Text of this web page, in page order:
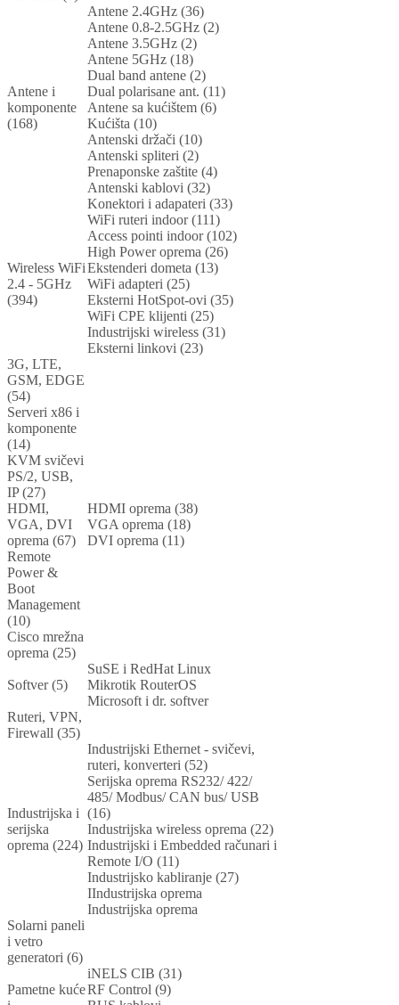
Antene i
komponente
(168)
Antene 2.4GHz (36)
Antene 0.8-2.5GHz (2)
Antene 3.5GHz (2)
Antene 5GHz (18)
Dual band antene (2)
Dual polarisane ant. (11)
Antene sa kućištem (6)
Kućišta (10)
Antenski držači (10)
Antenski spliteri (2)
Prenaponske zaštite (4)
Antenski kablovi (32)
Konektori i adapateri (33)
Wireless WiFi
2.4 - 5GHz
(394)
WiFi ruteri indoor (111)
Access pointi indoor (102)
High Power oprema (26)
Ekstenderi dometa (13)
WiFi adapteri (25)
Eksterni HotSpot-ovi (35)
WiFi CPE klijenti (25)
Industrijski wireless (31)
Eksterni linkovi (23)
3G, LTE,
GSM, EDGE
(54)
Serveri x86 i
komponente
(14)
KVM svičevi
PS/2, USB,
IP (27)
HDMI,
VGA, DVI
oprema (67)
HDMI oprema (38)
VGA oprema (18)
DVI oprema (11)
Remote
Power &
Boot
Management
(10)
Cisco mrežna
oprema (25)
Softver (5)
SuSE i RedHat Linux
Mikrotik RouterOS
Microsoft i dr. softver
Ruteri, VPN,
Firewall (35)
Industrijska i
serijska
oprema (224)
Industrijski Ethernet - svičevi,
ruteri, konverteri (52)
Serijska oprema RS232/ 422/
485/ Modbus/ CAN bus/ USB
(16)
Industrijska wireless oprema (22)
Industrijski i Embedded računari i
Remote I/O (11)
Industrijsko kabliranje (27)
IIndustrijska oprema
Industrijska oprema
Solarni paneli
i vetro
generatori (6)
Pametne kuće
iNELS CIB (31)
RF Control (9)